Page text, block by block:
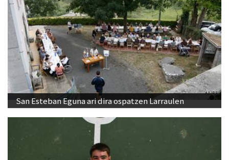
San Esteban Eguna ari dira ospatzen Larraulen